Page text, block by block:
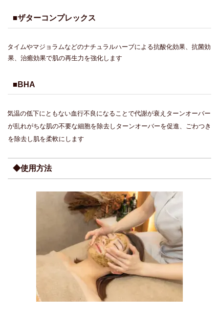
■ザターコンプレックス
タイムやマジョラムなどのナチュラルハーブによる抗酸化効果、抗菌効
果、治癒効果で肌の再生力を強化します
■BHA
気温の低下にともない血行不良になることで代謝が衰えターンオーバー
が乱れがちな肌の不要な細胞を除去しターンオーバーを促進、ごわつき
を除去し肌を柔軟にします
◆使用方法